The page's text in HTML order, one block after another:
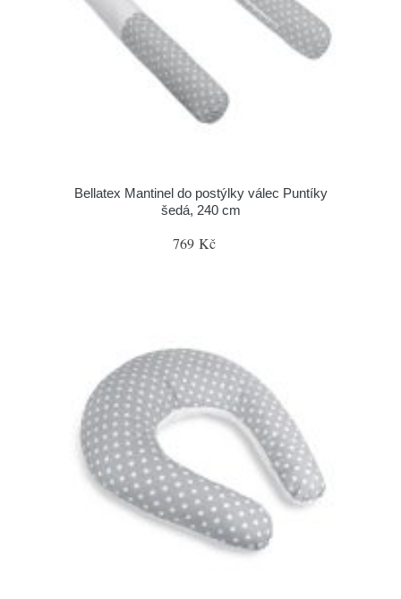
Bellatex Mantinel do postýlky válec Puntíky
šedá, 240 cm
769 Kč